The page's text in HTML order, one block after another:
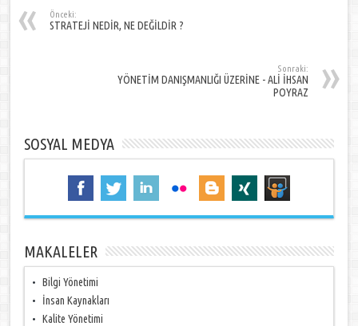
Önceki:
STRATEJİ NEDİR, NE DEĞİLDİR ?
Sonraki:
YÖNETİM DANIŞMANLIĞI ÜZERİNE - ALİ İHSAN
POYRAZ
SOSYAL MEDYA
MAKALELER
Bilgi Yönetimi
İnsan Kaynakları
Kalite Yönetimi